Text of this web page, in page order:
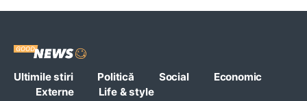
Ultimile stiri Politică Social
Economic
Externe
Life & style